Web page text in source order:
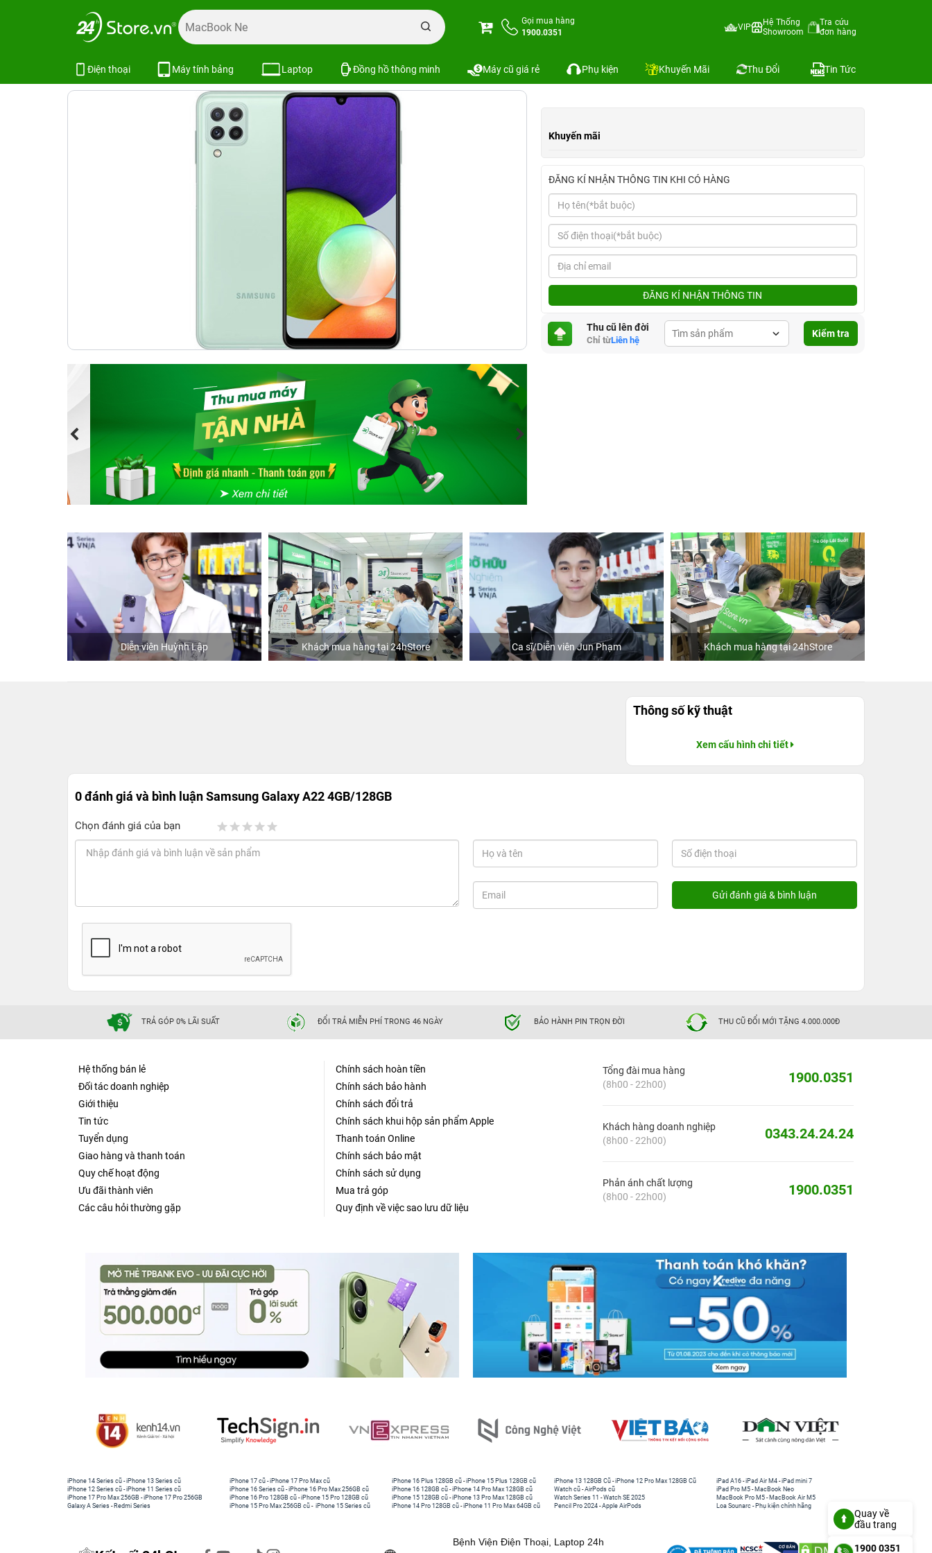
Gọi mua hàng
1900.0351
VIP
Hệ Thống
Showroom
Tra cứu
đơn hàng
Điện thoại Máy tính bảng Laptop Đồng hồ thông minh Máy cũ giá rẻ Phụ kiện Khuyến Mãi Thu Đổi Tin Tức
Trang chủ Samsung
Khuyến mãi
ĐĂNG KÍ NHẬN THÔNG TIN KHI CÓ HÀNG
ĐĂNG KÍ NHẬN THÔNG TIN
Thu cũ lên đời
Chỉ từLiên hệ
Kiểm tra
Diễn viên Huỳnh Lập Khách mua hàng tại 24hStore Ca sĩ/Diễn viên Jun Phạm Khách mua hàng tại 24hStore
Thông số kỹ thuật
Xem cấu hình chi tiết
0 đánh giá và bình luậnSamsung Galaxy A22 4GB/128GB
Chọn đánh giá của bạn
TRẢ GÓP 0% LÃI SUẤT ĐỔI TRẢ MIỄN PHÍ TRONG 46 NGÀY BẢO HÀNH PIN TRỌN ĐỜI THU CŨ ĐỔI MỚI TẶNG 4.000.000Đ
Hệ thống bán lẻ
Đối tác doanh nghiệp
Giới thiệu
Tin tức
Tuyển dụng
Giao hàng và thanh toán
Quy chế hoạt động
Ưu đãi thành viên
Các câu hỏi thường gặp
Chính sách hoàn tiền
Chính sách bảo hành
Chính sách đổi trả
Chính sách khui hộp sản phẩm Apple
Thanh toán Online
Chính sách bảo mật
Chính sách sử dụng
Mua trả góp
Quy định về việc sao lưu dữ liệu
Tổng đài mua hàng
(8h00 - 22h00)
1900.0351
Khách hàng doanh nghiệp
(8h00 - 22h00)
0343.24.24.24
Phản ánh chất lượng
(8h00 - 22h00)
1900.0351
iPhone 14 Series cũ -iPhone 13 Series cũ
iPhone 12 Series cũ -iPhone 11 Series cũ
iPhone 17 Pro Max 256GB -iPhone 17 Pro 256GB
Galaxy A Series - Redmi Series
iPhone 17 cũ -iPhone 17 Pro Max cũ
iPhone 16 Series cũ - iPhone 16 Pro Max 256GB cũ
iPhone 16 Pro 128GB cũ -iPhone 15 Pro 128GB cũ
iPhone 15 Pro Max 256GB cũ - iPhone 15 Series cũ
iPhone 16 Plus 128GB cũ -iPhone 15 Plus 128GB cũ
iPhone 16 128GB cũ -iPhone 14 Pro Max 128GB cũ
iPhone 15 128GB cũ -iPhone 13 Pro Max 128GB cũ
iPhone 14 Pro 128GB cũ -iPhone 11 Pro Max 64GB cũ
iPhone 13 128GB Cũ -iPhone 12 Pro Max 128GB Cũ
Watch cũ -AirPods cũ
Watch Series 11 -Watch SE 2025
Pencil Pro 2024 -Apple AirPods
iPad A16 -iPad Air M4 -iPad mini 7
iPad Pro M5 - MacBook Neo
MacBook Pro M5 - MacBook Air M5
Loa Sounarc - Phụ kiện chính hãng
Bệnh Viện Điện Thoại, Laptop 24h
Quay về
đầu trang
1900 0351